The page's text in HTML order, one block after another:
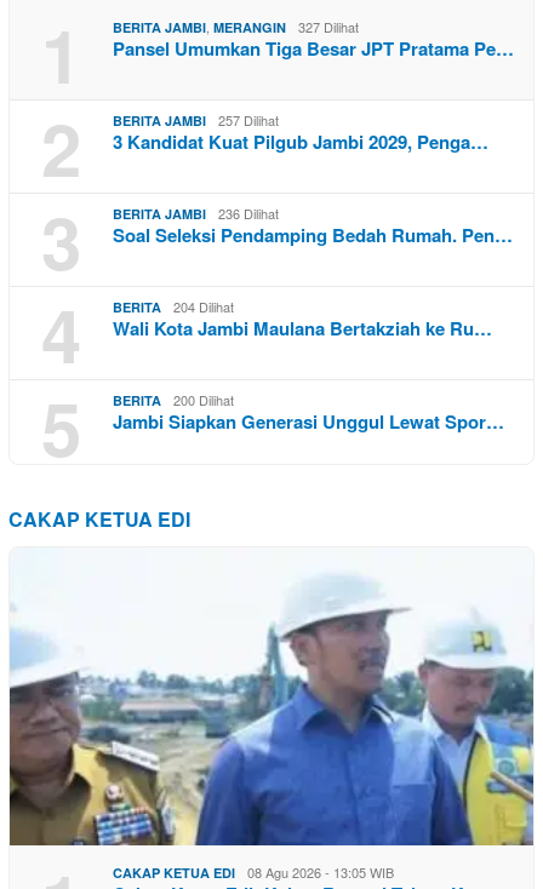
1 BERITA JAMBI, MERANGIN 327 Dilihat
Pansel Umumkan Tiga Besar JPT Pratama Pe…
2 BERITA JAMBI 257 Dilihat
3 Kandidat Kuat Pilgub Jambi 2029, Penga…
3 BERITA JAMBI 236 Dilihat
Soal Seleksi Pendamping Bedah Rumah. Pen…
4 BERITA 204 Dilihat
Wali Kota Jambi Maulana Bertakziah ke Ru…
5 BERITA 200 Dilihat
Jambi Siapkan Generasi Unggul Lewat Spor…
CAKAP KETUA EDI
CAKAP KETUA EDI 08 Agu 2026 - 13:05 WIB